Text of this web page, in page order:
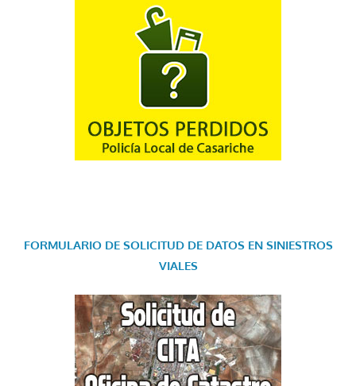
FORMULARIO DE SOLICITUD DE DATOS EN SINIESTROS
VIALES